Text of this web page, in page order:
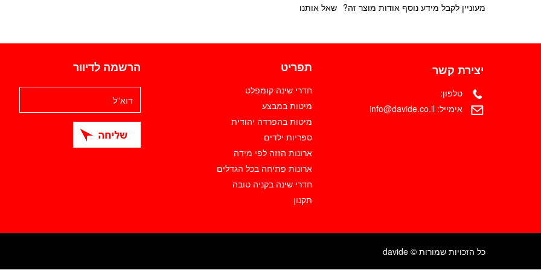
מעוניין לקבל מידע נוסף אודות מוצר זה? שאל אותנו
יצירת קשר
טלפון:
אימייל: info@davide.co.il
תפריט
חדרי שינה קומפלט
מיטות במבצע
מיטות בהפרדה יהודית
ספריות ילדים
ארונות הזזה לפי מידה
ארונות פתיחה בכל הגדלים
חדרי שינה בקניה טובה
תקנון
הרשמה לדיוור
כל הזכויות שמורות © davide